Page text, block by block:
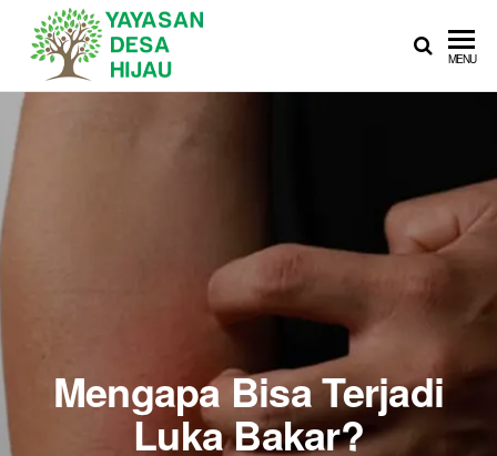
DESA
MENU
Mengapa Bisa Terjadi
Luka Bakar?